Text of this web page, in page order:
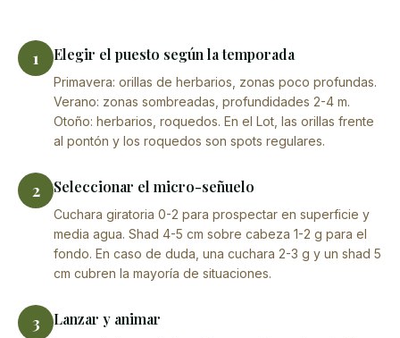
1 Elegir el puesto según la temporada
Primavera: orillas de herbarios, zonas poco profundas.
Verano: zonas sombreadas, profundidades 2-4 m.
Otoño: herbarios, roquedos. En el Lot, las orillas frente
al pontón y los roquedos son spots regulares.
2 Seleccionar el micro-señuelo
Cuchara giratoria 0-2 para prospectar en superficie y
media agua. Shad 4-5 cm sobre cabeza 1-2 g para el
fondo. En caso de duda, una cuchara 2-3 g y un shad 5
cm cubren la mayoría de situaciones.
3 Lanzar y animar